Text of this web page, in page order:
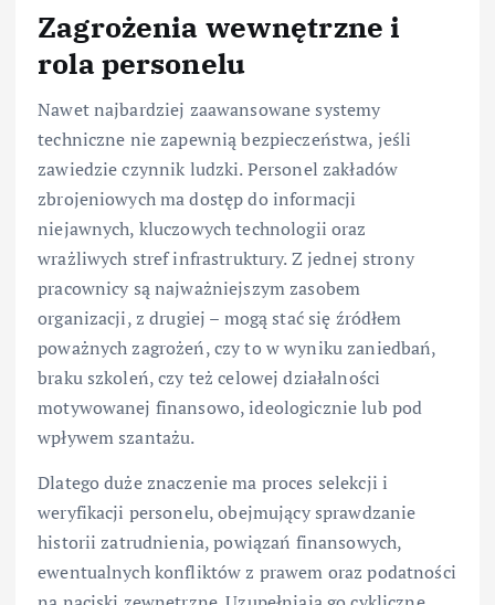
Zagrożenia wewnętrzne i
rola personelu
Nawet najbardziej zaawansowane systemy
techniczne nie zapewnią bezpieczeństwa, jeśli
zawiedzie czynnik ludzki. Personel zakładów
zbrojeniowych ma dostęp do informacji
niejawnych, kluczowych technologii oraz
wrażliwych stref infrastruktury. Z jednej strony
pracownicy są najważniejszym zasobem
organizacji, z drugiej – mogą stać się źródłem
poważnych zagrożeń, czy to w wyniku zaniedbań,
braku szkoleń, czy też celowej działalności
motywowanej finansowo, ideologicznie lub pod
wpływem szantażu.
Dlatego duże znaczenie ma proces selekcji i
weryfikacji personelu, obejmujący sprawdzanie
historii zatrudnienia, powiązań finansowych,
ewentualnych konfliktów z prawem oraz podatności